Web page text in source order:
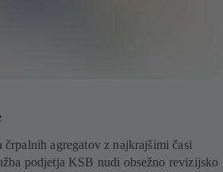
črpalnih agregatov z najkrajšimi časi
podjetja KSB nudi obsežno revizijsko